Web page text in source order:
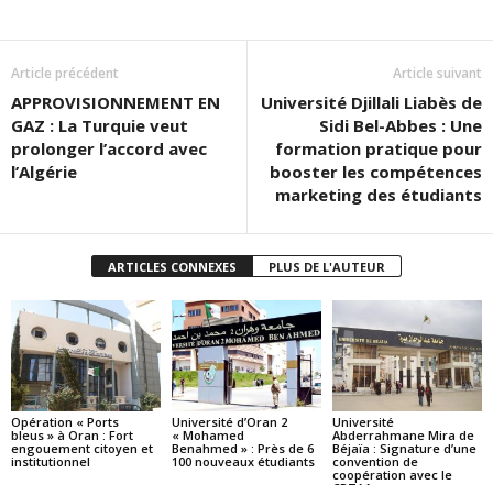
Article précédent
APPROVISIONNEMENT EN
GAZ : La Turquie veut
prolonger l’accord avec
l’Algérie
Article suivant
Université Djillali Liabès de
Sidi Bel-Abbes : Une
formation pratique pour
booster les compétences
marketing des étudiants
ARTICLES CONNEXES PLUS DE L'AUTEUR
Opération « Ports
bleus » à Oran : Fort
engouement citoyen et
institutionnel
Université d’Oran 2
« Mohamed
Benahmed » : Près de 6
100 nouveaux étudiants
Université
Abderrahmane Mira de
Béjaïa : Signature d’une
convention de
coopération avec le